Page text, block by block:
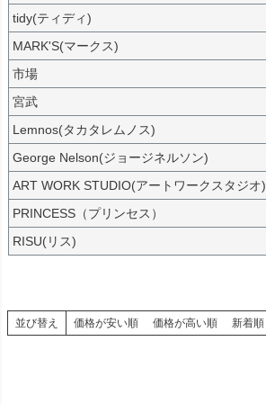
tidy(ティディ)
MARK'S(マークス)
市場
宮武
Lemnos(タカタレムノス)
George Nelson(ジョージネルソン)
ART WORK STUDIO(アートワークスタジオ)
PRINCESS（プリンセス）
RISU(リス)
並び替え 価格が安い順 価格が高い順 新着順